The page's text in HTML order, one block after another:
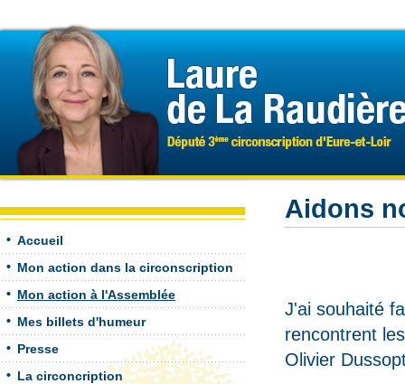
Accueil
Mon action dans la circonscription
Mon action à l'Assemblée
Mes billets d'humeur
Presse
La circoncription
Aidons
J'ai souhaité
rencontrent
Olivier